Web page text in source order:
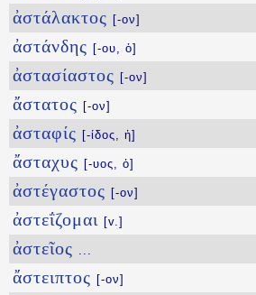
ἀστάλακτος [-ον]
ἀστάνδης [-ου, ὁ]
ἀστασίαστος [-ον]
ἄστατος [-ον]
ἀσταφίς [-ίδος, ἡ]
ἄσταχυς [-υος, ὁ]
ἀστέγαστος [-ον]
ἀστεΐζομαι [v.]
ἀστεῖος ...
ἄστειπτος [-ον]